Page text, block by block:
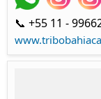
📞 +55 11 -